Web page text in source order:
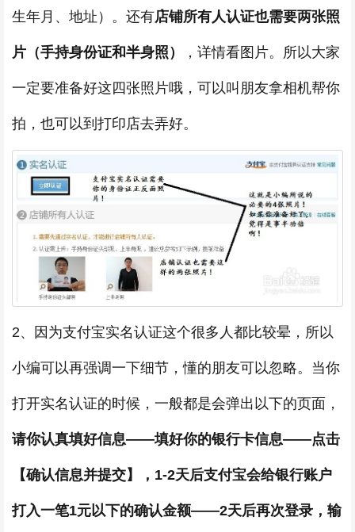
生年月、地址）。还有店铺所有人认证也需要两张照
片（手持身份证和半身照） ，详情看图片。所以大家
一定要准备好这四张照片哦，可以叫朋友拿相机帮你
拍，也可以到打印店去弄好。
2、因为支付宝实名认证这个很多人都比较晕，所以
小编可以再强调一下细节，懂的朋友可以忽略。当你
打开实名认证的时候，一般都是会弹出以下的页面，
请你认真填好信息——填好你的银行卡信息——点击
【确认信息并提交】，1-2天后支付宝会给银行账户
打入一笔1元以下的确认金额——2天后再次登录，输